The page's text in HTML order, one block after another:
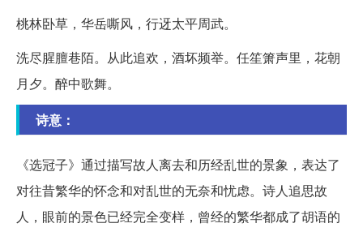
桃林卧草，华岳嘶风，行迓太平周武。
洗尽腥膻巷陌。从此追欢，酒坏频举。任笙箫声里，花朝
月夕。醉中歌舞。
诗意：
《选冠子》通过描写故人离去和历经乱世的景象，表达了
对往昔繁华的怀念和对乱世的无奈和忧虑。诗人追思故
人，眼前的景色已经完全变样，曾经的繁华都成了胡语的